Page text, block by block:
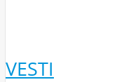
VESTI